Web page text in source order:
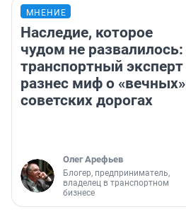
МНЕНИЕ
Наследие, которое
чудом не развалилось:
транспортный эксперт
разнес миф о «вечных»
советских дорогах
Олег Арефьев
Блогер, предприниматель,
владелец в транспортном
бизнесе